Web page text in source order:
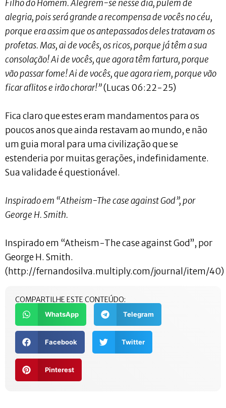
Filho do Homem. Alegrem-se nesse dia, pulem de
alegria, pois será grande a recompensa de vocês no céu,
porque era assim que os antepassados deles tratavam os
profetas. Mas, ai de vocês, os ricos, porque já têm a sua
consolação! Ai de vocês, que agora têm fartura, porque
vão passar fome! Ai de vocês, que agora riem, porque vão
ficar aflitos e irão chorar!”(Lucas 06:22-25)
Fica claro que estes eram mandamentos para os
poucos anos que ainda restavam ao mundo, e não
um guia moral para uma civilização que se
estenderia por muitas gerações, indefinidamente.
Sua validade é questionável.
Inspirado em “Atheism-The case against God”, por
George H. Smith.
Inspirado em “Atheism-The case against God”, por
George H. Smith.
(http://fernandosilva.multiply.com/journal/item/40)
COMPARTILHE ESTE CONTEÚDO:
WhatsApp Telegram
Facebook Twitter
Pinterest